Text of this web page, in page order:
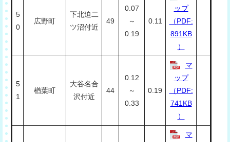
5
0
広野町
下北迫二
ツ沼付近
49
0.07
～
0.19
0.11
ップ
（PDF:
891KB
）
5
1
楢葉町
大谷名合
沢付近
44
0.12
～
0.33
0.19
マ
ップ
（PDF:
741KB
）
マ